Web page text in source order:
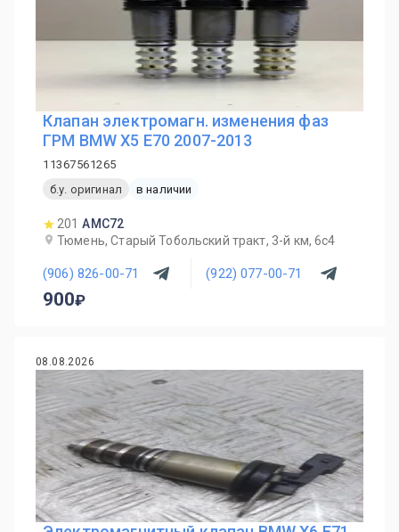
Клапан электромагн. изменения фаз
ГРМ BMW X5 E70 2007-2013
11367561265
б.у. оригинал
в наличии
201 AMC72
Тюмень, Старый Тобольский тракт, 3-й км, 6с4
(906) 826-00-71 (922) 077-00-71
900
08.08.2026